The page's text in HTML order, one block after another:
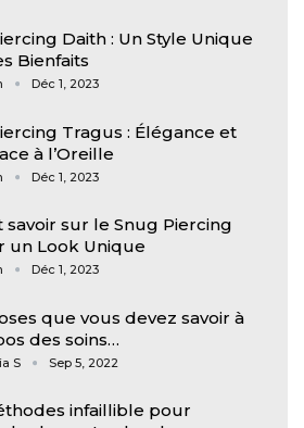
Daith : Un Style Unique
Bienfaits
Déc 1, 2023
Tragus : Élégance et
à l’Oreille
Déc 1, 2023
savoir sur le Snug Piercing
un Look Unique
Déc 1, 2023
que vous devez savoir à
des soins…
S Sep 5, 2022
infaillible pour